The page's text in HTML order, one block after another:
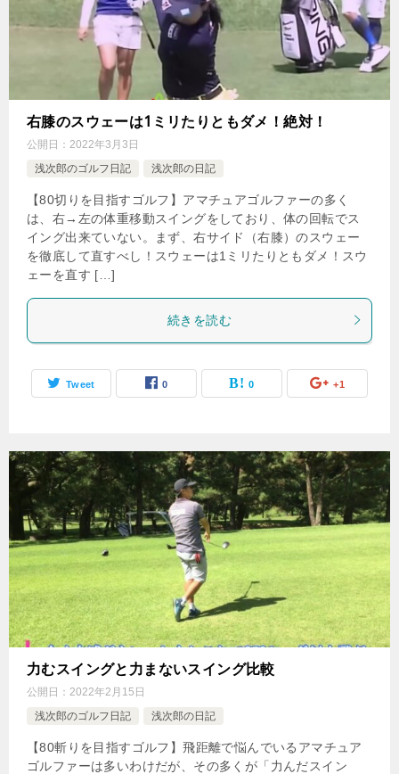
右膝のスウェーは1ミリたりともダメ！絶対！
公開日： 2022年3月3日
浅次郎のゴルフ日記
浅次郎の日記
【80切りを目指すゴルフ】アマチュアゴルファーの多く
は、右→左の体重移動スイングをしており、体の回転でス
イング出来ていない。まず、右サイド（右膝）のスウェー
を徹底して直すべし！スウェーは1ミリたりともダメ！スウ
ェーを直す […]
続きを読む
Tweet 0 0 +1
力むスイングと力まないスイング比較
公開日： 2022年2月15日
浅次郎のゴルフ日記
浅次郎の日記
【80斬りを目指すゴルフ】飛距離で悩んでいるアマチュア
ゴルファーは多いわけだが、その多くが「力んだスイン